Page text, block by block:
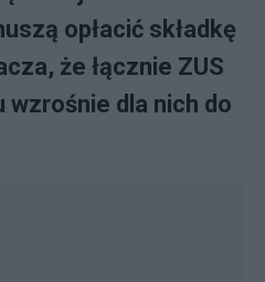
opłacić składkę
że łącznie ZUS
wzrośnie dla nich do